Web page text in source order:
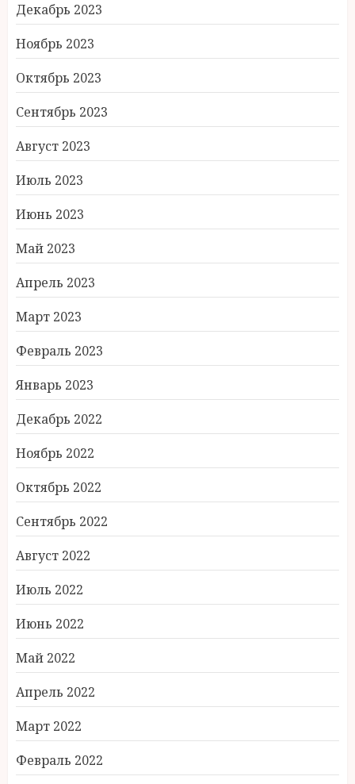
Декабрь 2023
Ноябрь 2023
Октябрь 2023
Сентябрь 2023
Август 2023
Июль 2023
Июнь 2023
Май 2023
Апрель 2023
Март 2023
Февраль 2023
Январь 2023
Декабрь 2022
Ноябрь 2022
Октябрь 2022
Сентябрь 2022
Август 2022
Июль 2022
Июнь 2022
Май 2022
Апрель 2022
Март 2022
Февраль 2022